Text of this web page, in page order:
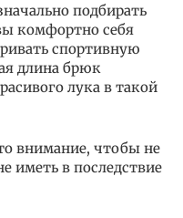
подбирать
комфортно себя
спортивную
длина брюк
лука в такой
внимание, чтобы не
иметь в последствие